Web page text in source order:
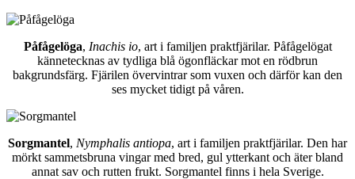
Påfågelöga, Inachis io, art i familjen praktfjärilar. Påfågelögat
kännetecknas av tydliga blå ögonfläckar mot en rödbrun
bakgrundsfärg. Fjärilen övervintrar som vuxen och därför kan den
ses mycket tidigt på våren.
Sorgmantel, Nymphalis antiopa, art i familjen praktfjärilar. Den har
mörkt sammetsbruna vingar med bred, gul ytterkant och äter bland
annat sav och rutten frukt. Sorgmantel finns i hela Sverige.